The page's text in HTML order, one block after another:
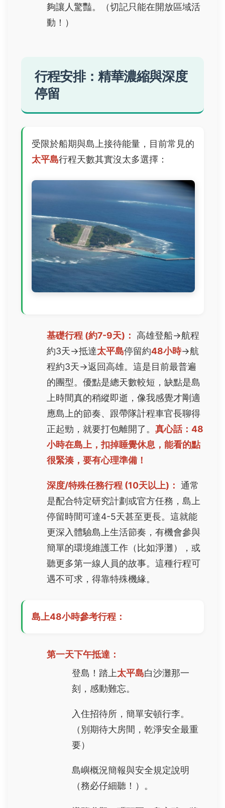
夠讓人驚豔。（切記只能在開放區域活
動！）
行程安排：精華濃縮與深度
停留
受限於船期與島上接待能量，目前常見的
太平島行程天數其實沒太多選擇：
基礎行程 (約7-9天)：
高雄登船→航程
約3天→抵達太平島停留約48小時→航
程約3天→返回高雄。這是目前最普遍
的團型。優點是總天數較短，缺點是島
上時間真的稍縱即逝，像我感覺才剛適
應島上的節奏、跟帶隊計程車官長聊得
正起勁，就要打包離開了。 真心話：48
小時在島上，扣掉睡覺休息，能看的點
很緊湊，要有心理準備！
深度/特殊任務行程 (10天以上)： 通常
是配合特定研究計劃或官方任務，島上
停留時間可達4-5天甚至更長。這就能
更深入體驗島上生活節奏，有機會參與
簡單的環境維護工作（比如淨灘），或
聽更多第一線人員的故事。這種行程可
遇不可求，得靠特殊機緣。
島上48小時參考行程：
第一天下午抵達：
登島！踏上太平島白沙灘那一
刻，感動難忘。
入住招待所，簡單安頓行李。
（別期待大房間，乾淨安全最重
要）
島嶼概況簡報與安全規定說明
（務必仔細聽！）。